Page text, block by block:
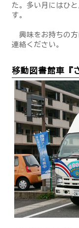
た。多い月にはひ
す。
興味をお持ちの
連絡ください。
移動図書館車『